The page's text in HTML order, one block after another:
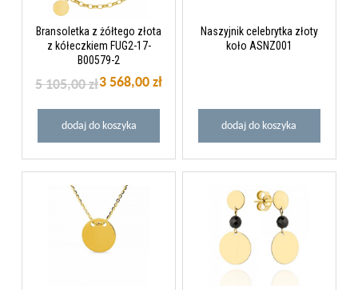
Bransoletka z żółtego złota
z kółeczkiem FUG2-17-
B00579-2
3 568,00 zł
5 105,00 zł
dodaj do koszyka
Naszyjnik celebrytka złoty
koło ASNZ001
dodaj do koszyka